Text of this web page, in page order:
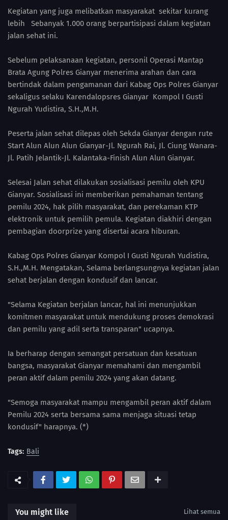
Kegiatan yang juga melibatkan masyarakat sekitar kurang
lebih Sebanyak 1.000 orang berpartisipasi dalam kegiatan
jalan sehat ini.
Sebelum pelaksanaan kegiatan, personil Operasi Mantap
Brata Agung Polres Gianyar menerima arahan dan cara
bertindak dalam pengamanan dari Kabag Ops Polres Gianyar
sekaligus selaku Karendalopsres Gianyar Kompol I Gusti
Ngurah Yudistira, S.H.,M.H.
Peserta jalan sehat dilepas oleh Sekda Gianyar dengan rute
Start Alun Alun Alun Gianyar-Jl. Ngurah Rai, Jl. Ciung Wanara-
Jl. Patih Jelantik-Jl. Kalantaka-Finish Alun Alun Gianyar.
Selesai Jalan sehat dilakukan sosialisasi pemilu oleh KPU
Gianyar. Sosialisasi ini memberikan pemahaman tentang
pemilu 2024, hak pilih masyarakat, dan perekaman KTP
elektronik untuk pemilih pemula. Kegiatan diakhiri dengan
pembagian doorprize yang disertai acara hiburan.
Kabag Ops Polres Gianyar Kompol I Gusti Ngurah Yudistira,
S.H.,M.H. Mengatakan, Selama berlangsungnya kegiatan jalan
sehat berjalan dengan kondusif dan lancar.
"Selama Kegiatan berjalan lancar, hal ini menunjukkan
komitmen masyarakat untuk mendukung proses demokrasi
dan pemilu yang adil serta transparan" ucapnya.
Ia berharap dengan semangat persatuan dan kesatuan
bangsa, masyarakat Gianyar memahami dan mengambil
peran aktif dalam pemilu 2024 yang akan datang.
"Semoga masyarakat mampu mengambil peran aktif dalam
Pemilu 2024 serta bersama sama menjaga situasi tetap
kondusif" harapnya. (*)
Tags: Bali
You might like Lihat semua